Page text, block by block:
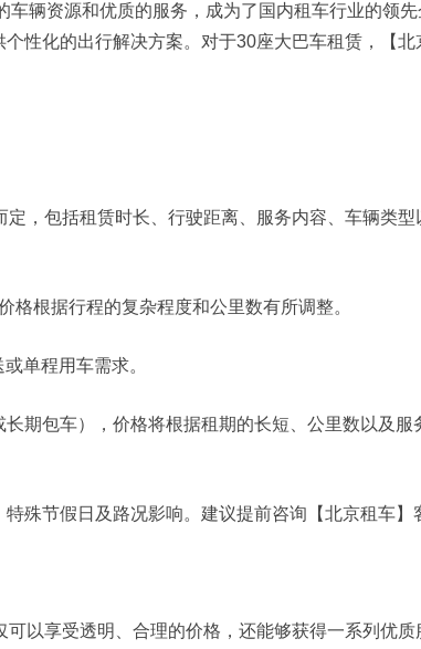
资源和优质的服务，成为了国内租车行业的领先
性化的出行解决方案。对于30座大巴车租赁，【
包括租赁时长、行驶距离、服务内容、车辆类型
根据行程的复杂程度和公里数有所调整。
单程用车需求。
包车），价格将根据租期的长短、公里数以及服
节假日及路况影响。建议提前咨询【北京租车】
享受透明、合理的价格，还能够获得一系列优质